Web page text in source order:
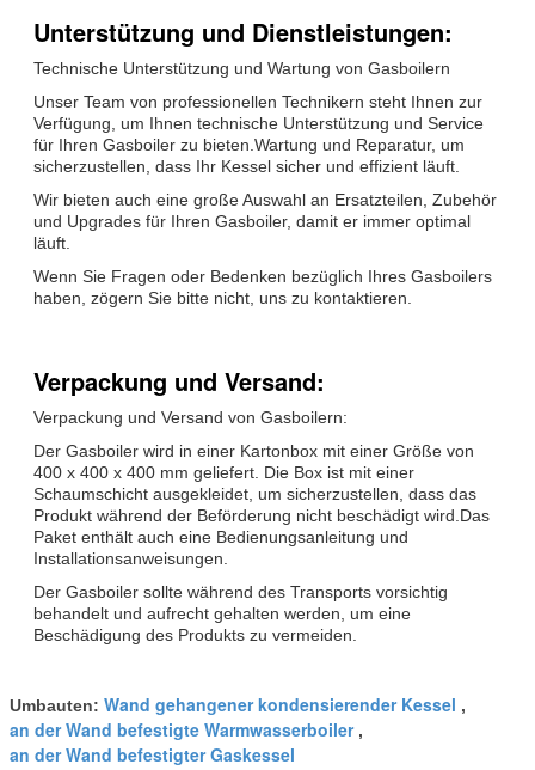
Unterstützung und Dienstleistungen:
Technische Unterstützung und Wartung von Gasboilern
Unser Team von professionellen Technikern steht Ihnen zur
Verfügung, um Ihnen technische Unterstützung und Service
für Ihren Gasboiler zu bieten.Wartung und Reparatur, um
sicherzustellen, dass Ihr Kessel sicher und effizient läuft.
Wir bieten auch eine große Auswahl an Ersatzteilen, Zubehör
und Upgrades für Ihren Gasboiler, damit er immer optimal
läuft.
Wenn Sie Fragen oder Bedenken bezüglich Ihres Gasboilers
haben, zögern Sie bitte nicht, uns zu kontaktieren.
Verpackung und Versand:
Verpackung und Versand von Gasboilern:
Der Gasboiler wird in einer Kartonbox mit einer Größe von
400 x 400 x 400 mm geliefert. Die Box ist mit einer
Schaumschicht ausgekleidet, um sicherzustellen, dass das
Produkt während der Beförderung nicht beschädigt wird.Das
Paket enthält auch eine Bedienungsanleitung und
Installationsanweisungen.
Der Gasboiler sollte während des Transports vorsichtig
behandelt und aufrecht gehalten werden, um eine
Beschädigung des Produkts zu vermeiden.
Umbauten: Wand gehangener kondensierender Kessel ,
an der Wand befestigte Warmwasserboiler,
an der Wand befestigter Gaskessel